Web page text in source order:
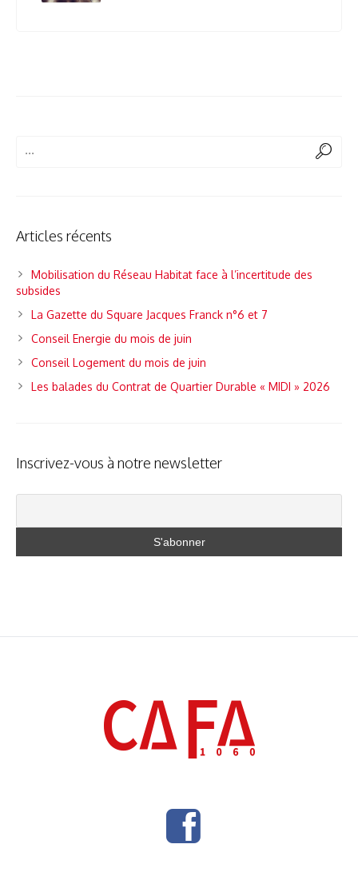
Articles récents
Mobilisation du Réseau Habitat face à l’incertitude des
subsides
La Gazette du Square Jacques Franck n°6 et 7
Conseil Energie du mois de juin
Conseil Logement du mois de juin
Les balades du Contrat de Quartier Durable « MIDI » 2026
Inscrivez-vous à notre newsletter